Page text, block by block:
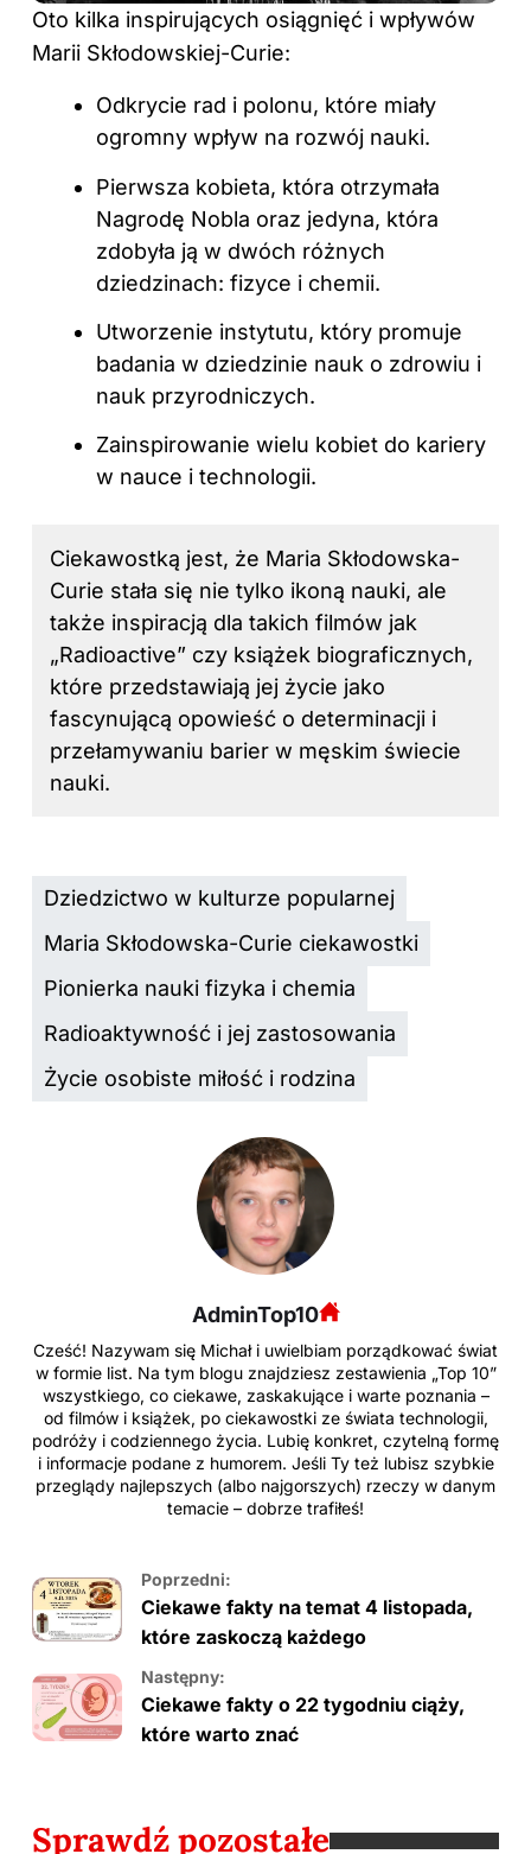
Oto kilka inspirujących osiągnięć i wpływów
Marii Skłodowskiej-Curie:
Odkrycie rad i polonu, które miały
ogromny wpływ na rozwój nauki.
Pierwsza kobieta, która otrzymała
Nagrodę Nobla oraz jedyna, która
zdobyła ją w dwóch różnych
dziedzinach: fizyce i chemii.
Utworzenie instytutu, który promuje
badania w dziedzinie nauk o zdrowiu i
nauk przyrodniczych.
Zainspirowanie wielu kobiet do kariery
w nauce i technologii.
Ciekawostką jest, że Maria Skłodowska-
Curie stała się nie tylko ikoną nauki, ale
także inspiracją dla takich filmów jak
„Radioactive” czy książek biograficznych,
które przedstawiają jej życie jako
fascynującą opowieść o determinacji i
przełamywaniu barier w męskim świecie
nauki.
Dziedzictwo w kulturze popularnej
Maria Skłodowska-Curie ciekawostki
Pionierka nauki fizyka i chemia
Radioaktywność i jej zastosowania
Życie osobiste miłość i rodzina
AdminTop10
Cześć! Nazywam się Michał i uwielbiam porządkować świat
w formie list. Na tym blogu znajdziesz zestawienia „Top 10”
wszystkiego, co ciekawe, zaskakujące i warte poznania –
od filmów i książek, po ciekawostki ze świata technologii,
podróży i codziennego życia. Lubię konkret, czytelną formę
i informacje podane z humorem. Jeśli Ty też lubisz szybkie
przeglądy najlepszych (albo najgorszych) rzeczy w danym
temacie – dobrze trafiłeś!
Poprzedni:
Ciekawe fakty na temat 4 listopada,
które zaskoczą każdego
Następny:
Ciekawe fakty o 22 tygodniu ciąży,
które warto znać
Sprawdź pozostałe